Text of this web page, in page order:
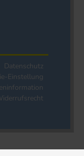
Datenschutz
Einstellung